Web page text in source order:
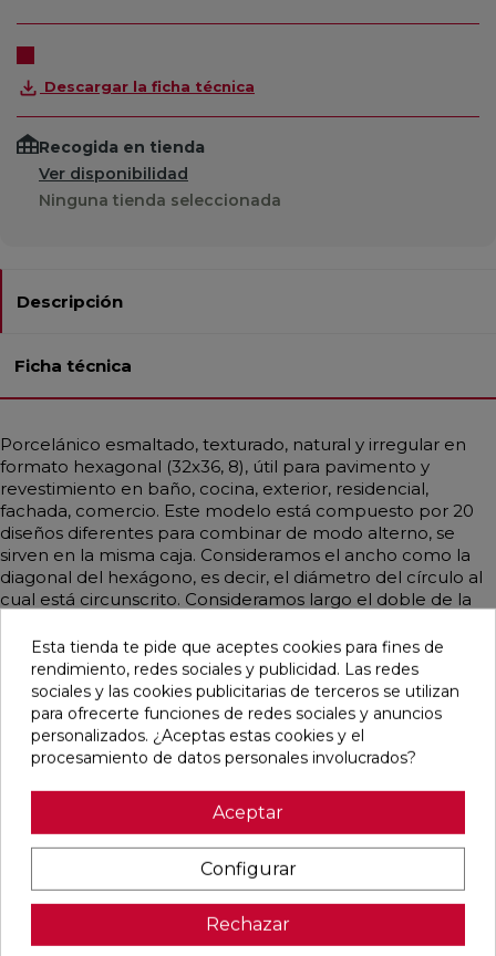
Descargar la ficha técnica
Recogida en tienda
Ver disponibilidad
Ninguna tienda seleccionada
Descripción
Ficha técnica
Porcelánico esmaltado, texturado, natural y irregular en
formato hexagonal (32x36, 8), útil para pavimento y
revestimiento en baño, cocina, exterior, residencial,
fachada, comercio. Este modelo está compuesto por 20
diseños diferentes para combinar de modo alterno, se
sirven en la misma caja. Consideramos el ancho como la
diagonal del hexágono, es decir, el diámetro del círculo al
cual está circunscrito. Consideramos largo el doble de la
y artesanal, vintage y emulando barro mayoritariamente
en color antracita.
Pensamos que te puede interesar
MATE
favorite
GRECOGRES
BASE
favorite
GRECOGRES
BASE
favorite
FIORENTINO
favorite
Esta tienda te pide que aceptes cookies para fines de
rendimiento, redes sociales y publicidad. Las redes
sociales y las cookies publicitarias de terceros se utilizan
para ofrecerte funciones de redes sociales y anuncios
personalizados. ¿Aceptas estas cookies y el
procesamiento de datos personales involucrados?
Aceptar
Configurar
Rechazar